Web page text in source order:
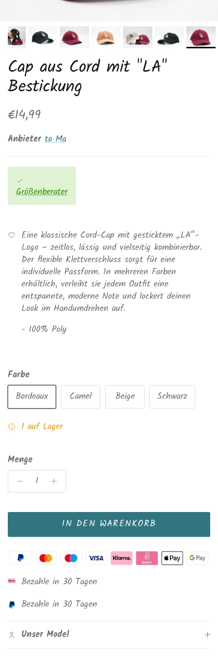
Cap aus Cord mit "LA"
Bestickung
Normaler Preis
€14,99
Anbieter to Ma
Größenberater
Eine klassische Cord-Cap mit gesticktem „LA“-
Logo – zeitlos, lässig und vielseitig kombinierbar.
Der flexible Klettverschluss sorgt für eine
individuelle Passform. In mehreren Farben
erhältlich, verleiht sie jedem Outfit eine
entspannte, moderne Note und lockert deinen
Look im Handumdrehen auf.
- 100% Poly
Farbe
Bordeaux
Camel Beige Schwarz
1 auf Lager
Menge
IN DEN WARENKORB
Bezahle in 30 Tagen
Bezahle in 30 Tagen
Unser Model